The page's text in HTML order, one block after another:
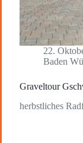
22.
Baden
Graveltour
herbstliches